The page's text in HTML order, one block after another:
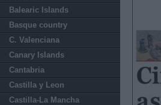
Balearic Islands
Basque country
C. Valenciana
Canary Islands
Cantabria
Castilla y Leon
Castilla-La Mancha